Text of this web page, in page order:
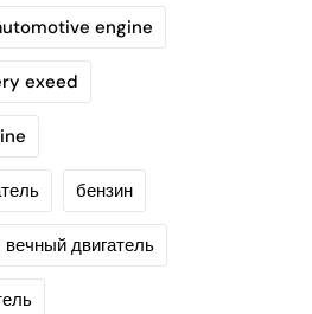
engine
exeed
бензин
вечный двигатель